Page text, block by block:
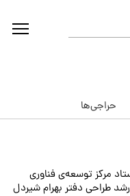
حراجی‌ها
مرکز توسعه‌ی فناوری
طراحی دفتر بهرام شیردل